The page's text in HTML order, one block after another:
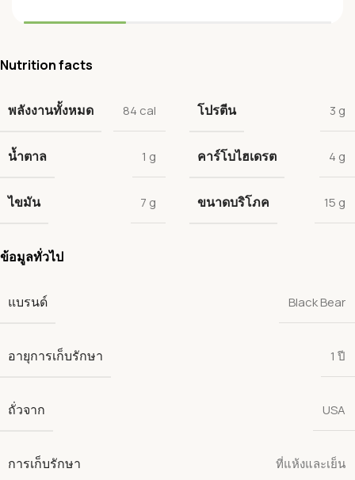
Nutrition facts
พลังงานทั้งหมด 84 cal โปรตีน 3 g
น้ำตาล 1 g คาร์โบไฮเดรต 4 g
ไขมัน 7 g ขนาดบริโภค 15 g
ข้อมูลทั่วไป
แบรนด์ Black Bear
อายุการเก็บรักษา 1 ปี
ถั่วจาก USA
การเก็บรักษา ที่แห้งและเย็น